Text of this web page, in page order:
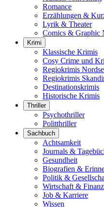
Romance
Erzählungen &
Lyrik & Theater
Comics & Graphic
Krimi
Klassische Krimis
Cosy Crime und
Regiokrimis
Regiokrimis
Destinationskrimis
Historische Krimis
Thriller
Psychothriller
Politthriller
Sachbuch
Achtsamkeit
Journals &
Gesundheit
Biografien &
Politik &
Wirtschaft &
Job & Karriere
Wissen